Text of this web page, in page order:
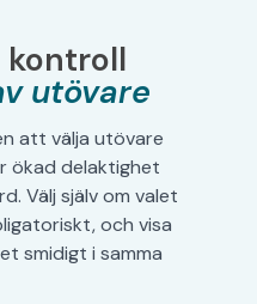
kontroll
utövare
att välja utövare
ökad delaktighet
Välj själv om valet
och visa
smidigt i samma